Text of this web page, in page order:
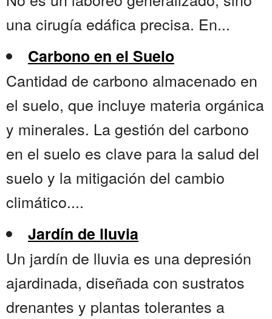
una cirugía edáfica precisa. En...
Carbono en el Suelo
Cantidad de carbono almacenado en
el suelo, que incluye materia orgánica
y minerales. La gestión del carbono
en el suelo es clave para la salud del
suelo y la mitigación del cambio
climático....
Jardín de lluvia
Un jardín de lluvia es una depresión
ajardinada, diseñada con sustratos
drenantes y plantas tolerantes a